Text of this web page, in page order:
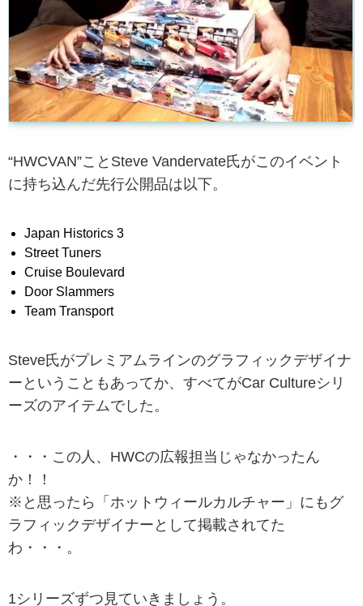
“HWCVAN”ことSteve Vandervate氏がこのイベント
に持ち込んだ先行公開品は以下。
Japan Historics 3
Street Tuners
Cruise Boulevard
Door Slammers
Team Transport
Steve氏がプレミアムラインのグラフィックデザイナ
ーということもあってか、すべてがCar Cultureシリ
ーズのアイテムでした。
・・・この人、HWCの広報担当じゃなかったん
か！！
※と思ったら「ホットウィールカルチャー」にもグ
ラフィックデザイナーとして掲載されてた
わ・・・。
1シリーズずつ見ていきましょう。